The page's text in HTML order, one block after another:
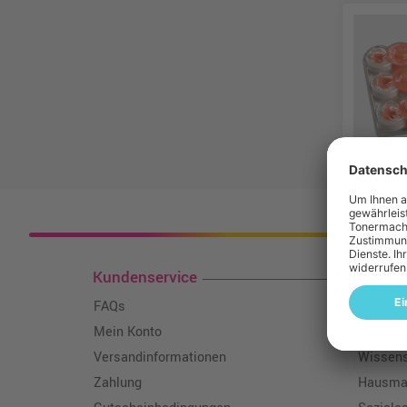
Kundenservice
FAQs
Mein Konto
Versandinformationen
Zahlung
Über